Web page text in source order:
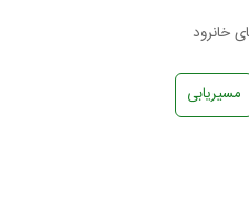
خانرود
مسیریابی